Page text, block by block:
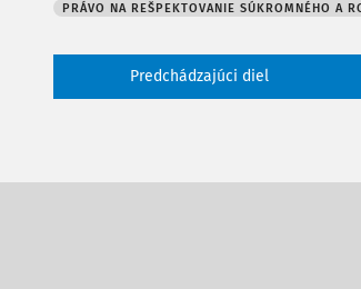
PRÁVO NA REŠPEKTOVANIE SÚKROMNÉHO A
Predchádzajúci diel